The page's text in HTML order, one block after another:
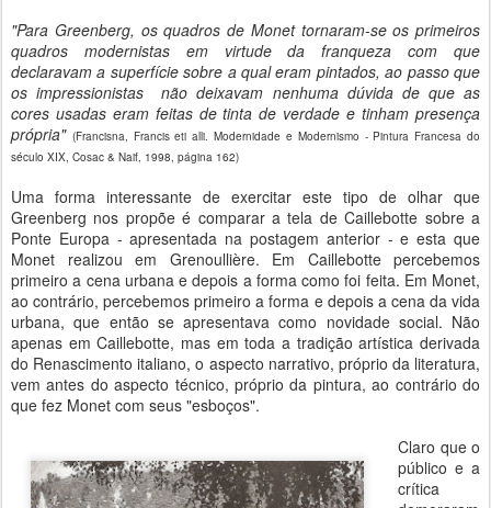
"Para Greenberg, os quadros de Monet tornaram-se os primeiros
quadros modernistas em virtude da franqueza com que
declaravam a superfície sobre a qual eram pintados, ao passo que
os impressionistas não deixavam nenhuma dúvida de que as
cores usadas eram feitas de tinta de verdade e tinham presença
própria" (Francisna, Francis eti alli. Modernidade e Modernismo - Pintura Francesa do
século XIX, Cosac & Naif, 1998, página 162)
Uma forma interessante de exercitar este tipo de olhar que
Greenberg nos propõe é comparar a tela de Caillebotte sobre a
Ponte Europa - apresentada na postagem anterior - e esta que
Monet realizou em Grenoullière. Em Caillebotte percebemos
primeiro a cena urbana e depois a forma como foi feita. Em Monet,
ao contrário, percebemos primeiro a forma e depois a cena da vida
urbana, que então se apresentava como novidade social. Não
apenas em Caillebotte, mas em toda a tradição artística derivada
do Renascimento italiano, o aspecto narrativo, próprio da literatura,
vem antes do aspecto técnico, próprio da pintura, ao contrário do
que fez Monet com seus "esboços".
Claro que o
público e a
crítica